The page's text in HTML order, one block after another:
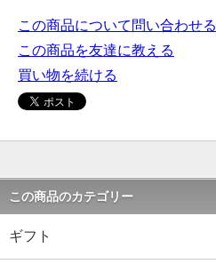
この商品について問い合わせる
この商品を友達に教える
買い物を続ける
この商品のカテゴリー
ギフト